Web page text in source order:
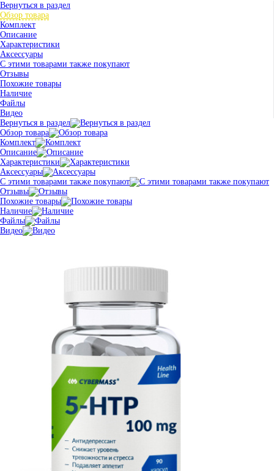
Вернуться в раздел
Обзор товара
Комплект
Описание
Характеристики
Аксессуары
С этими товарами также покупают
Отзывы
Похожие товары
Наличие
Файлы
Видео
Вернуться в раздел
Обзор товара
Комплект
Описание
Характеристики
Аксессуары
С этими товарами также покупают
Отзывы
Похожие товары
Наличие
Файлы
Видео